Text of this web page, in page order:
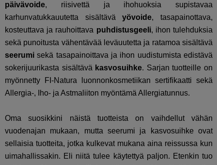
päivävoide, riisivettä ja ihohuoksia supistavaa
karhunvatukkauutetta sisältäväyövoide, tasapainottava,
kosteuttava ja rauhoittava puhdistusgeeli, ihon tulehduksia
sekä punoitusta vähentävää leväuutetta ja ratamoa sisältävä
seerumi sekä tasapainoittava ja ihon uudistumista edistävä
sokerijuurikasta sisältävä kasvosuihke. Sarjan tuotteille on
myönnetty FI-Natura luonnonkosmetiikan sertifikaatti sekä
Allergia-, Iho- ja Astmaliiton myöntämä Allergiatunnus.
Oma suosikkini näistä tuotteista on vaihdellut vähän
vuodenajan mukaan, mutta seerumi ja kasvosuihke ovat
sellaisia tuotteita, jotka kulkevat mukana aina reissussa kun
uimahallissakin. Eli niitä tulee käytettyä paljon. Etenkin tuo